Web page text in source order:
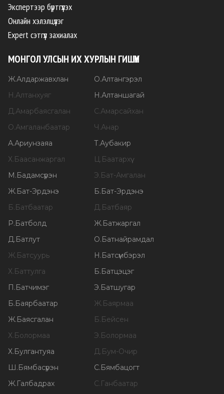
Экспертээр бүртгүүлэх
Онлайн хэлэлцүүлэг
Expert сэтгүүл захиалах
МОНГОЛ УЛСЫН ИХ ХУРЛЫН ГИШҮҮН
Ж.Алдаржавхлан О.Алтангэрэл
Н.Алтанхуяг Н.Алтаншагай
Д.Амарбаясгалан С.Амарсайхан
О.Амгаланбаатар Ч.Анар
А.Ариунзаяа Т.Аубакир
Х.Баасанжаргал Ц.Баатархүү
М.Бадамсүрэн Э.Бат-Амгалан
Ж.Бат-Эрдэнэ Б.Бат-Эрдэнэ
Б.Батбаатар Д.Батбаяр
Р.Батболд Ж.Батжаргал
Д.Батлут О.Батнайрамдал
Ж.Батсуурь Н.Батсүмбэрэл
Х.Баттулга Б.Батцэцэг
П.Батчимэг Э.Батшугар
Б.Баярбаатар Ж.Баярмаа
Ж.Баясгалан Б.Бейсен
Х.Болормаа Э.Болормаа
Х.Булгантуяа Д.Бум-Очир
Ш.Бямбасүрэн С.Бямбацогт
Ж.Галбадрах С.Ганбаатар